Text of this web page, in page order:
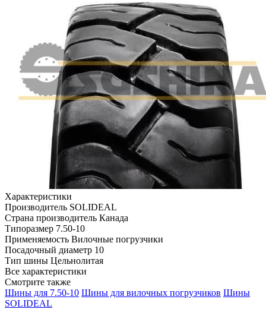
Характеристики
Производитель SOLIDEAL
Страна производитель Канада
Типоразмер 7.50-10
Применяемость Вилочные погрузчики
Посадочный диаметр 10
Тип шины Цельнолитая
Все характеристики
Смотрите также
Шины для 7.50-10 Шины для вилочных погрузчиков Шины
SOLIDEAL